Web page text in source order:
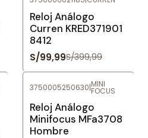
Reloj Análogo
Curren KRED371901
8412
S/99,99S/399,99
-78%OFF
3750005250630|MINI
FOCUS
Reloj Análogo
Minifocus MFa3708
Hombre